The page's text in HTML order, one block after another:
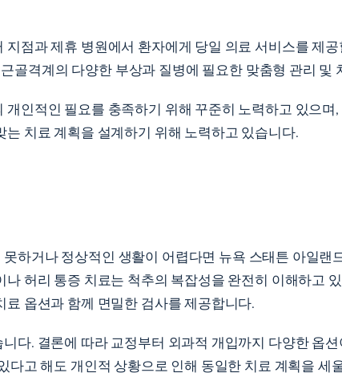
점과 제휴 병원에서 환자에게 당일 의료 서비스를 제
골격계의 다양한 부상과 질병에 필요한 맞춤형 관리 및
인적인 필요를 충족하기 위해 꾸준히 노력하고 있으
치료 계획을 설계하기 위해 노력하고 있습니다.
하거나 정상적인 생활이 어렵다면 뉴욕 스태튼 아일
허리 통증 치료는 척추의 복잡성을 완전히 이해하고
옵션과 함께 면밀한 검사를 제공합니다.
다. 결론에 따라 교정부터 외과적 개입까지 다양한 옵
다고 해도 개인적 상황으로 인해 동일한 치료 계획을 세